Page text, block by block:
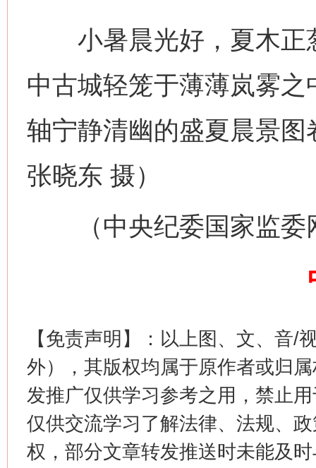
小暑晨光好，夏木正
中古城轻笼于薄薄岚雾
轴宁静清幽的盛夏晨景
张晓东 摄）
（中央纪委国家监委
【免责声明】：以上图、文、音/
外），其版权均属于原作者或归
发推广仅供学习参考之用，禁止
仅供交流学习了解法律、法规、
权，部分文章转发推送时未能及